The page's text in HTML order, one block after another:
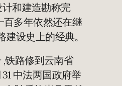
和建造勘称完
百多年依然还在继
建设史上的经典。
,铁路修到云南省
31 中法两国政府举